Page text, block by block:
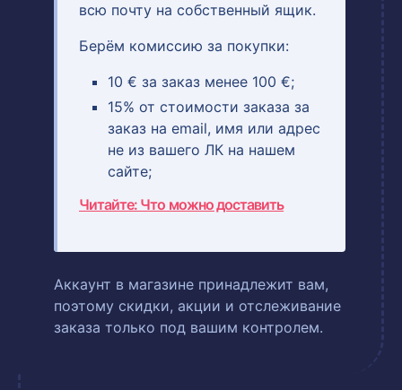
всю почту на собственный ящик.
Берём комиссию за покупки:
10 € за заказ менее 100 €;
15% от стоимости заказа за
заказ на email, имя или адрес
не из вашего ЛК на нашем
сайте;
Читайте: Что можно доставить
Аккаунт в магазине принадлежит вам,
поэтому скидки, акции и отслеживание
заказа только под вашим контролем.